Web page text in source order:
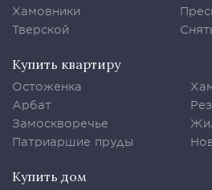
Хамовники
Тверской
Купить квартиру
Остоженка
Арбат
Замоскворечье
Патриаршие пруды
Купить дом